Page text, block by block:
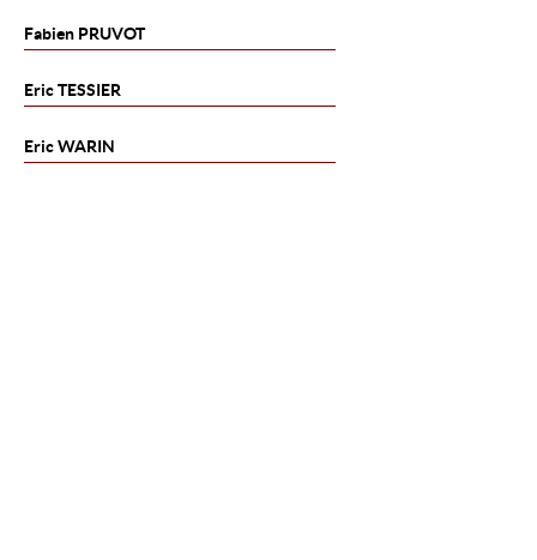
Fabien PRUVOT
EricTESSIER
EricWARIN